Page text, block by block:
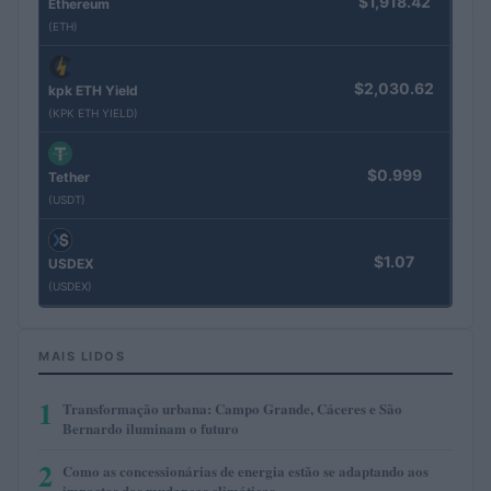
Ethereum
(ETH)
kpk ETH Yield
(KPK ETH YIELD)
$2,030.62
Tether
(USDT)
$0.999
USDEX
(USDEX)
$1.07
MAIS LIDOS
1 Transformação urbana: Campo Grande, Cáceres e São
Bernardo iluminam o futuro
2 Como as concessionárias de energia estão se adaptando aos